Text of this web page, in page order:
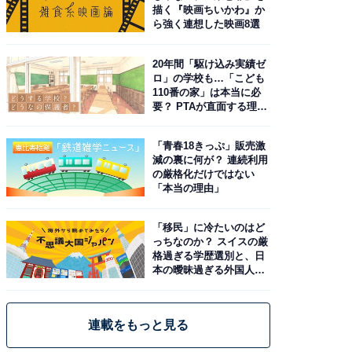
描く『映画ちいかわ』か
ら強く連想した映画8選
20年間「駆け込み実績ゼ
ロ」の学校も…「こども
110番の家」は本当に必
要？ PTAが直面する理想
「青春18きっぷ」販売激
減の裏に何が？ 連続利用
の厳格化だけではない
「本当の理由」
「移民」に冷たいのはど
っちなのか？ スイスの厳
格過ぎる学歴選別と、日
本の曖昧過ぎる外国人政
連載をもっと見る